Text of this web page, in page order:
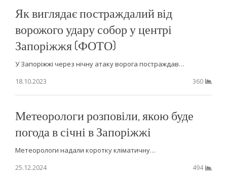
Як виглядає постраждалий від
ворожого удару собор у центрі
Запоріжжя (ФОТО)
У Запоріжжі через нічну атаку ворога постраждав…
18.10.2023
360
Метеорологи розповіли, якою буде
погода в січні в Запоріжжі
Метеорологи надали коротку кліматичну…
25.12.2024
494